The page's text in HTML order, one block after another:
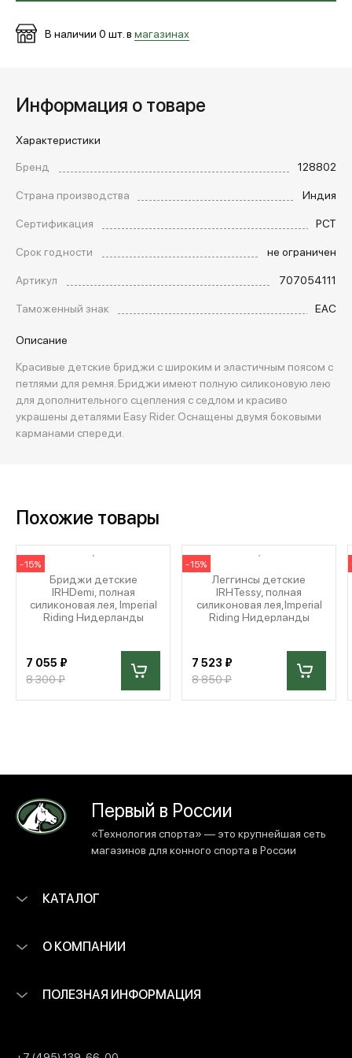
В наличии 0 шт. в магазинах
Информация о товаре
Характеристики
Бренд
128802
Страна производства
Индия
Сертификация
РСТ
Срок годности
не ограничен
Артикул
707054111
Таможенный знак
EAC
Описание
Красивые детские бриджи с широким и эластичным поясом с
петлями для ремня. Бриджи имеют полную силиконовую лею
для дополнительного сцепления с седлом и красиво
украшены деталями Easy Rider. Оснащены двумя боковыми
карманами спереди.
Похожие товары
-15%
Бриджи детские
IRHDemi, полная
силиконовая лея, Imperial
Riding Нидерланды
7 055 ₽
8 300 ₽
-15%
Леггинсы детские
IRHTessy, полная
силиконовая лея,Imperial
Riding Нидерланды
7 523 ₽
8 850 ₽
Первый в России
«Технология спорта» — это крупнейшая сеть
магазинов для конного спорта в России
КАТАЛОГ
О КОМПАНИИ
ПОЛЕЗНАЯ ИНФОРМАЦИЯ